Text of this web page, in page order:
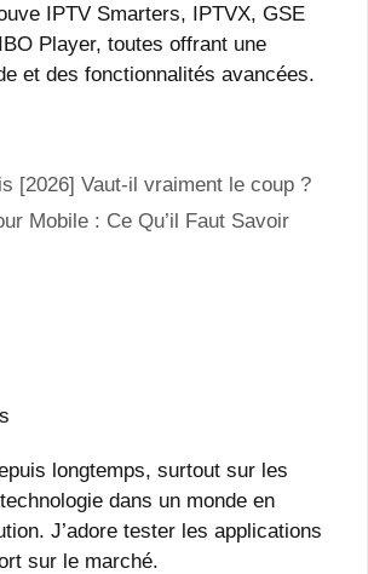
IPTV Smarters, IPTVX, GSE
Player, toutes offrant une
et des fonctionnalités avancées.
[2026] Vaut-il vraiment le coup ?
Mobile : Ce Qu’il Faut Savoir
longtemps, surtout sur les
dans un monde en
J’adore tester les applications
sur le marché.